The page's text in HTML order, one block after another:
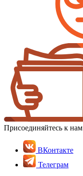
Присоединяйтесь к нам
ВКонтакте
Телеграм